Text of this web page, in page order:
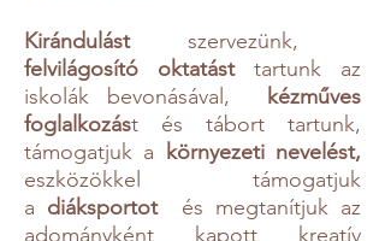
Kirándulástszervezünk,
felvilágosító oktatásttartunk az
iskolák bevonásával,
kézműves
foglalkozást és tábort tartunk,
támogatjuk a
környezeti nevelést,
eszközökkel támogatjuk
a diáksportotés megtanítjuk az
adományként kapott kreatív